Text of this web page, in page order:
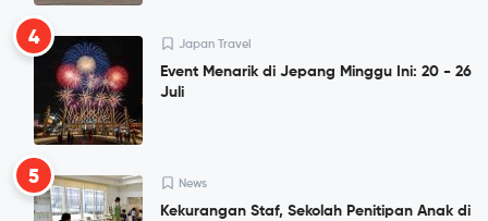
4 Japan Travel
Event Menarik di Jepang Minggu Ini: 20 - 26
Juli
5 News
Kekurangan Staf, Sekolah Penitipan Anak di